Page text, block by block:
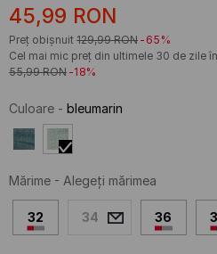
45,99 RON
Preț obișnuit 129,99 RON -65%
Cel mai mic preț din ultimele 30 de zile
55,99 RON -18%
Culoare - bleumarin
Mărime - Alegeţi mărimea
32 34 36